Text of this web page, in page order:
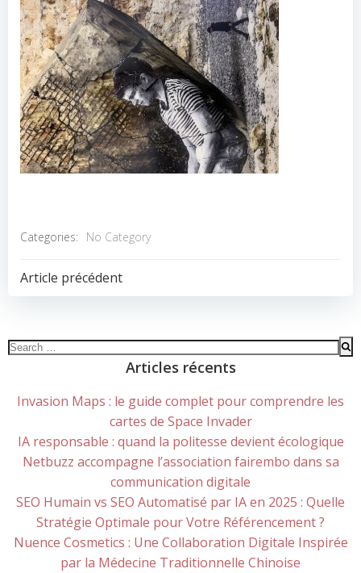
Categories: No Category
POST
Article précédent
Search
Articles récents
Invasion Maps : le guide complet pour comprendre les
cartes de Space Invader
IA responsable : quand la politesse devient écologique
Netbuzz accompagne l’association fairembo dans sa
communication digitale
SEO Humain vs SEO Automatisé par IA en 2025 : Quelle
Stratégie Optimale pour Votre Référencement ?
Nuence Cosmetics : Une Collaboration Digitale Inspirée
par la Médecine Traditionnelle Chinoise